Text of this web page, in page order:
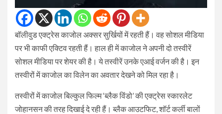
बॉलीवुड एक्ट्रेस काजोल अक्सर सुर्खियों में रहती हैं। वह सोशल मीडिया
पर भी काफी एक्टिव रहती हैं। हाल ही में काजोल ने अपनी दो तस्वीरें
सोशल मीडिया पर शेयर की है। ये तस्वीरें उनके एआई वर्जन की है। इन
तस्वीरों में काजोल का विलेन का अवतार देखने को मिल रहा है।
तस्वीरों में काजोल बिल्कुल फिल्म ‘ब्लैक विंडो’ की एक्ट्रेस स्कारलेट
जोहानसन की तरह दिखाई दे रही हैं। ब्लैक आउटफिट, शॉर्ट कर्ली बालों